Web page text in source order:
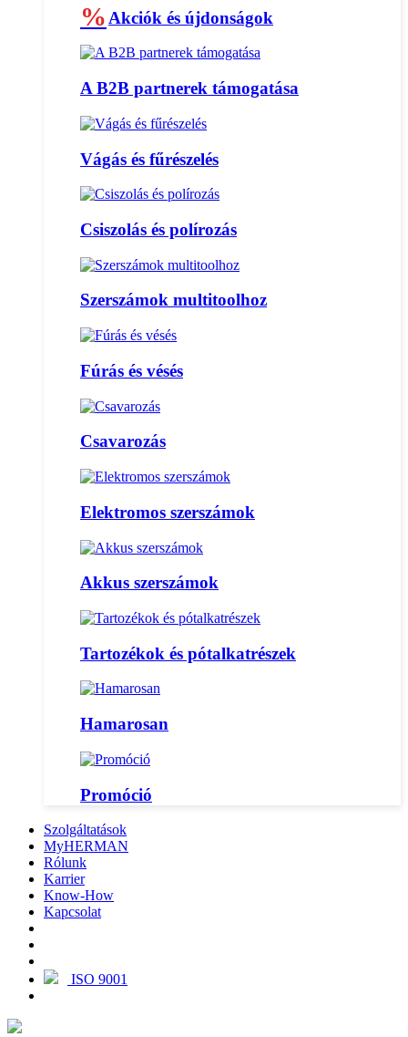
% Akciók és újdonságok
A B2B partnerek támogatása
Vágás és fűrészelés
Csiszolás és polírozás
Szerszámok multitoolhoz
Fúrás és vésés
Csavarozás
Elektromos szerszámok
Akkus szerszámok
Tartozékok és pótalkatrészek
Hamarosan
Promóció
Szolgáltatások
MyHERMAN
Rólunk
Karrier
Know-How
Kapcsolat
ISO 9001